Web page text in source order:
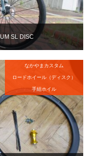
SL DISC
なかやまカスタム
ロードホイール（ディスク）
手組ホイル